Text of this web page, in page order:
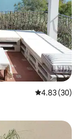
คะแนนเฉลี่ย
4.83 (30)